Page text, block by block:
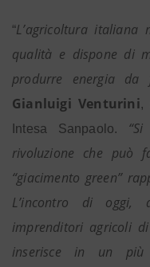
“L’agricoltura italiana
qualità e dispone di
produrre energia da
Gianluigi Venturini,
Intesa Sanpaolo.
rivoluzione che può
“giacimento green”
L’incontro di
imprenditori agricoli
inserisce in un più